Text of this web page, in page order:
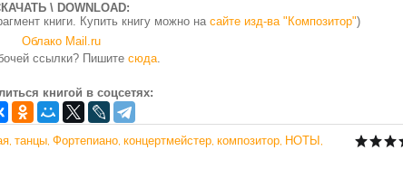
\ DOWNLOAD:
книги. Купить книгу можно на сайте изд-ва "Композитор")
Облако Mail.ru
ссылки? Пишите сюда.
книгой в соцсетях:
танцы Фортепиано концертмейстер композитор НОТЫ